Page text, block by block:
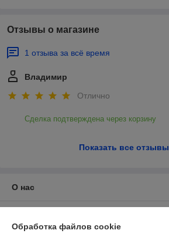
Отзывы о магазине
1 отзыва за всё время
Владимир
Отлично
Сделка подтверждена через корзину
Показать все отзывы
О нас
Обработка файлов cookie